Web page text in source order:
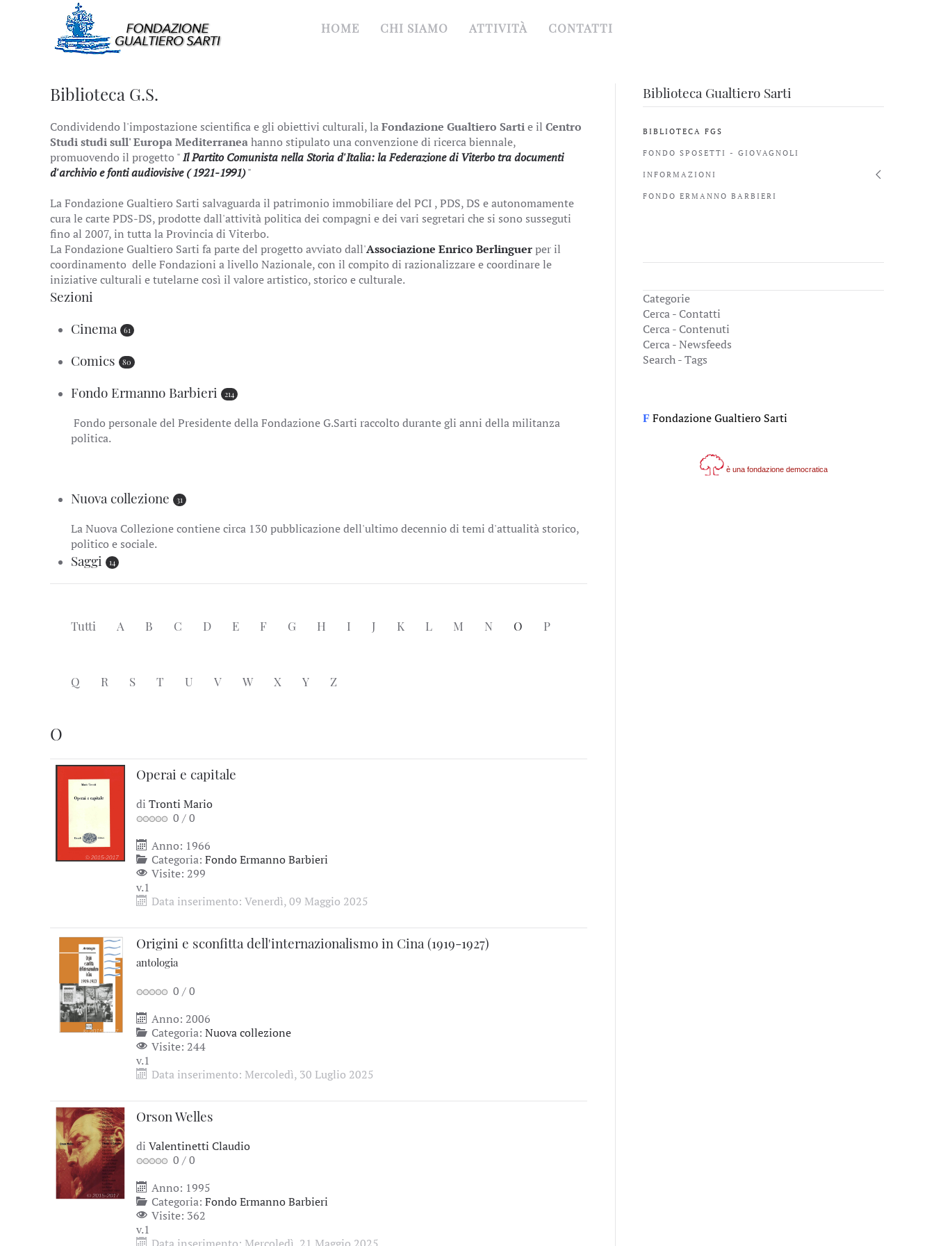
HOME CHI SIAMO ATTIVITÀ CONTATTI
Biblioteca G.S.
Condividendo l'impostazione scientifica e gli obiettivi culturali, laFondazione Gualtiero Sartie il Centro
Studi studi sull' Europa Mediterraneahanno stipulato una convenzione di ricerca biennale,
promuovendo il progetto "Il Partito Comunista nella Storia d'Italia: la Federazione di Viterbo tra documenti
d'archivio e fonti audiovisive ( 1921-1991)"
La Fondazione Gualtiero Sarti salvaguarda il patrimonio immobiliare del PCI , PDS, DS e autonomamente
cura le carte PDS-DS, prodotte dall'attività politica dei compagni e dei vari segretari che si sono susseguti
fino al 2007, in tutta la Provincia di Viterbo.
La Fondazione Gualtiero Sarti fa parte del progetto avviato dall'Associazione Enrico Berlinguerper il
coordinamento delle Fondazioni a livello Nazionale, con il compito di razionalizzare e coordinare le
iniziative culturali e tutelarne così il valore artistico, storico e culturale.
Sezioni
Cinema
61
Comics 80
Fondo Ermanno Barbieri 214
Fondo personale del Presidente della Fondazione G.Sarti raccolto durante gli anni della militanza
politica.
Nuova collezione 31
La Nuova Collezione contiene circa 130 pubblicazione dell'ultimo decennio di temi d'attualità storico,
politico e sociale.
Saggi 14
Tutti A B C D E F G H I J K L M N O P
Q R S T U V W X Y Z
O
Operai e capitale
di Tronti Mario
0 /0
Anno: 1966
Categoria: Fondo Ermanno Barbieri
Visite: 299
v.1
Data inserimento: Venerdì, 09 Maggio 2025
Origini e sconfitta dell'internazionalismo in Cina (1919-1927)
antologia
0 /0
Anno: 2006
Categoria: Nuova collezione
Visite: 244
v.1
Data inserimento: Mercoledì, 30 Luglio 2025
Orson Welles
di Valentinetti Claudio
0 /0
Anno: 1995
Categoria: Fondo Ermanno Barbieri
Visite: 362
v.1
Biblioteca Gualtiero Sarti
BIBLIOTECA FGS
FONDO SPOSETTI - GIOVAGNOLI
INFORMAZIONI
FONDO ERMANNO BARBIERI
Categorie
Cerca - Contatti
Cerca - Contenuti
Cerca - Newsfeeds
Search - Tags
F Fondazione Gualtiero Sarti
è una fondazione democratica